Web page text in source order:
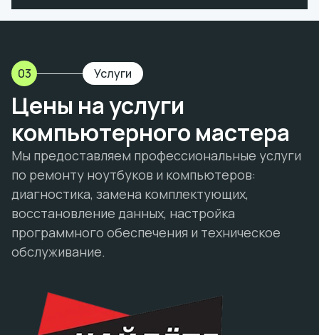
03 Услуги
Цены на услуги
компьютерного мастера
Мы предоставляем профессиональные услуги
по ремонту ноутбуков и компьютеров:
диагностика, замена комплектующих,
восстановление данных, настройка
программного обеспечения и техническое
обслуживание.